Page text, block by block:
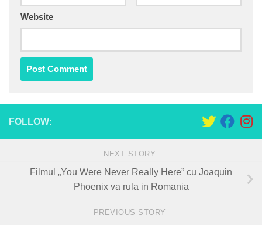
Website
FOLLOW:
NEXT STORY
Filmul „You Were Never Really Here” cu Joaquin
Phoenix va rula in Romania
PREVIOUS STORY